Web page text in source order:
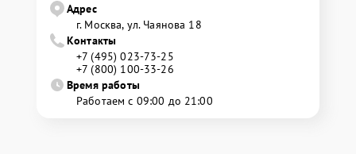
Адрес
г. Москва, ул. Чаянова 18
Контакты
+7 (495) 023-73-25
+7 (800) 100-33-26
Время работы
Работаем с 09:00 до 21:00